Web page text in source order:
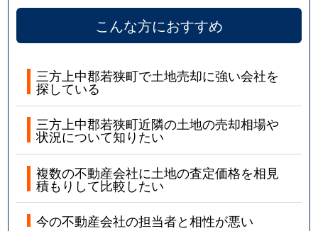
こんな方におすすめ
三方上中郡若狭町で土地売却に強い会社を
探している
三方上中郡若狭町近隣の土地の売却相場や
状況について知りたい
複数の不動産会社に土地の査定価格を相見
積もりして比較したい
今の不動産会社の担当者と相性が悪い